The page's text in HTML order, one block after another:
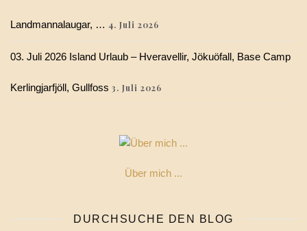
Landmannalaugar, … 4. Juli 2026
03. Juli 2026 Island Urlaub – Hveravellir, Jökuöfall, Base Camp
Kerlingjarfjöll, Gullfoss 3. Juli 2026
Über mich ...
DURCHSUCHE DEN BLOG